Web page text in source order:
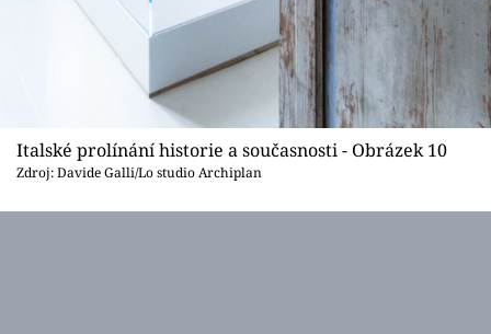
Italské prolínání historie a současnosti - Obrázek 10
Zdroj: Davide Galli/Lo studio Archiplan